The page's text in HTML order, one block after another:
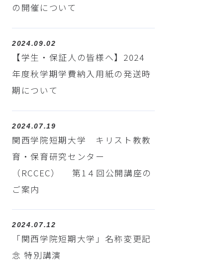
の開催について
2024.09.02
【学生・保証人の皆様へ】2024
年度秋学期学費納入用紙の発送時
期について
2024.07.19
関西学院短期大学 キリスト教教
育・保育研究センター
（RCCEC） 第1４回公開講座の
ご案内
2024.07.12
「関西学院短期大学」名称変更記
念 特別講演